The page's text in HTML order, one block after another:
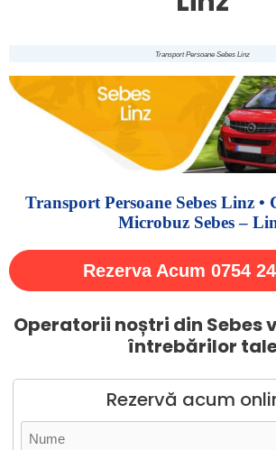
Transport Persoane Sebes Linz
Transport Persoane Sebes Linz •
Microbuz Sebes –
Rezerva Acum 0754
Operatorii noștri din Sebes
întrebărilor
Rezervă acum